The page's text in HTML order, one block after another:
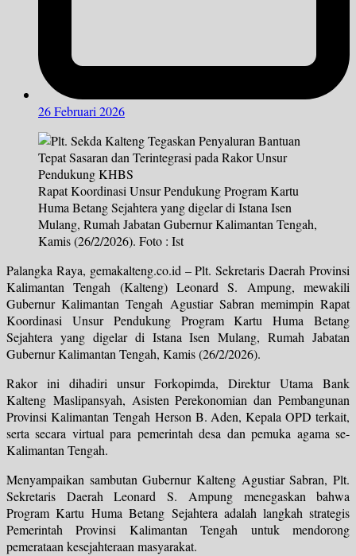
26 Februari 2026
Rapat Koordinasi Unsur Pendukung Program Kartu
Huma Betang Sejahtera yang digelar di Istana Isen
Mulang, Rumah Jabatan Gubernur Kalimantan Tengah,
Kamis (26/2/2026). Foto : Ist
Palangka Raya, gemakalteng.co.id – Plt. Sekretaris Daerah Provinsi
Kalimantan Tengah (Kalteng) Leonard S. Ampung, mewakili
Gubernur Kalimantan Tengah Agustiar Sabran memimpin Rapat
Koordinasi Unsur Pendukung Program Kartu Huma Betang
Sejahtera yang digelar di Istana Isen Mulang, Rumah Jabatan
Gubernur Kalimantan Tengah, Kamis (26/2/2026).
Rakor ini dihadiri unsur Forkopimda, Direktur Utama Bank
Kalteng Maslipansyah, Asisten Perekonomian dan Pembangunan
Provinsi Kalimantan Tengah Herson B. Aden, Kepala OPD terkait,
serta secara virtual para pemerintah desa dan pemuka agama se-
Kalimantan Tengah.
Menyampaikan sambutan Gubernur Kalteng Agustiar Sabran, Plt.
Sekretaris Daerah Leonard S. Ampung menegaskan bahwa
Program Kartu Huma Betang Sejahtera adalah langkah strategis
Pemerintah Provinsi Kalimantan Tengah untuk mendorong
pemerataan kesejahteraan masyarakat.